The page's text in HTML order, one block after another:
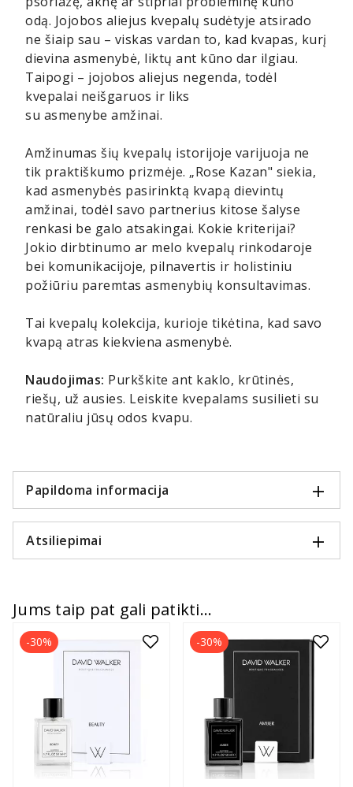
odą. Jojobos aliejus kvepalų sudėtyje atsirado
ne šiaip sau – viskas vardan to, kad kvapas, kurį
dievina asmenybė, liktų ant kūno dar ilgiau.
Taipogi – jojobos aliejus negenda, todėl
kvepalai neišgaruos ir liks
su asmenybe amžinai.
Amžinumas šių kvepalų istorijoje varijuoja ne
tik praktiškumo prizmėje. „Rose Kazan" siekia,
kad asmenybės pasirinktą kvapą dievintų
amžinai, todėl savo partnerius kitose šalyse
renkasi be galo atsakingai. Kokie kriterijai?
Jokio dirbtinumo ar melo kvepalų rinkodaroje
bei komunikacijoje, pilnavertis ir holistiniu
požiūriu paremtas asmenybių konsultavimas.
Tai kvepalų kolekcija, kurioje tikėtina, kad savo
kvapą atras kiekviena asmenybė.
Naudojimas: Purkškite ant kaklo, krūtinės,
riešų, už ausies. Leiskite kvepalams susilieti su
natūraliu jūsų odos kvapu.
Papildoma informacija
Atsiliepimai
Jums taip pat gali patikti...
-30% -30%